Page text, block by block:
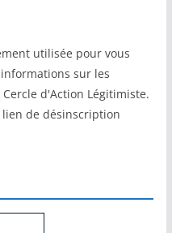
utilisée pour vous
sur les
d'Action Légitimiste.
de désinscription